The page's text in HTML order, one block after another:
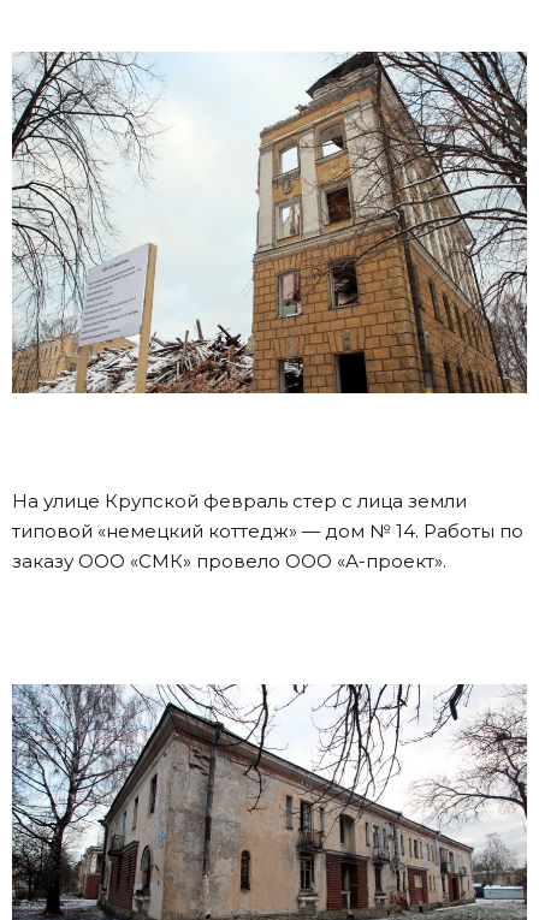
На улице Крупской февраль стер с лица земли
типовой «немецкий коттедж» — дом № 14. Работы по
заказу ООО «СМК» провело ООО «А-проект».